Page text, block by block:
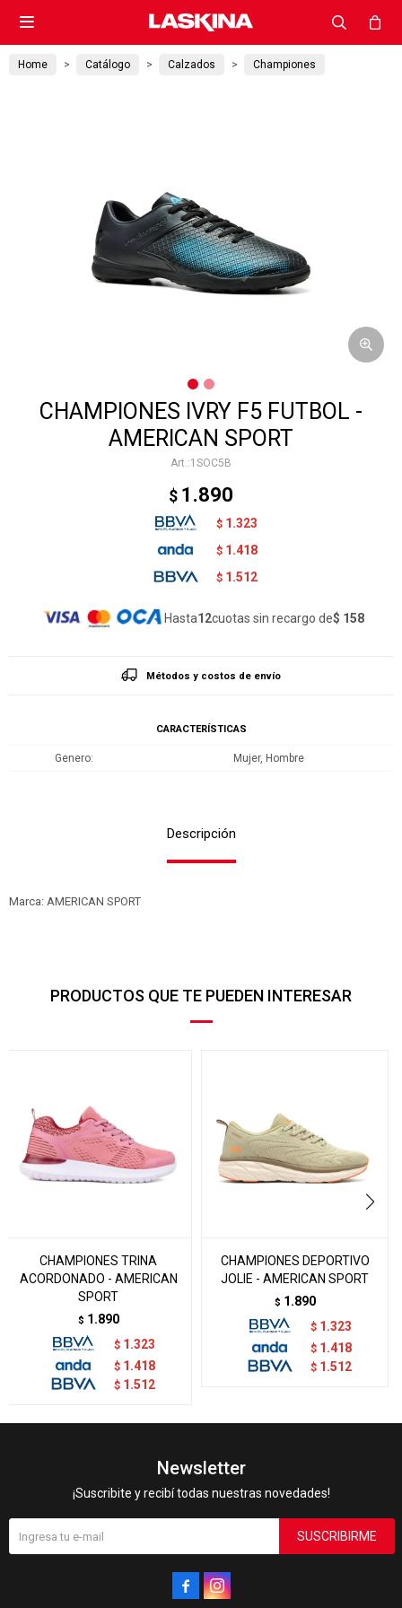

Home Catálogo Calzados Championes
CHAMPIONES IVRY F5 FUTBOL -
AMERICAN SPORT
1SOC5B
$ 1.890
$ 1.323
$ 1.418
$ 1.512
Hasta12cuotas sin recargo de$ 158
Métodos y costos de envío
CARACTERÍSTICAS
Genero Mujer, Hombre
Descripción
Marca: AMERICAN SPORT
PRODUCTOS QUE TE PUEDEN INTERESAR
CHAMPIONES TRINA
ACORDONADO - AMERICAN
SPORT
$ 1.890
$ 1.323
$ 1.418
$ 1.512
CHAMPIONES DEPORTIVO
JOLIE - AMERICAN SPORT
$ 1.890
$ 1.323
$ 1.418
$ 1.512
Newsletter
¡Suscribite y recibí todas nuestras novedades!
SUSCRIBIRME
 